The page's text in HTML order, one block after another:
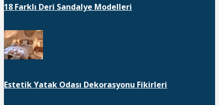
18 Farklı Deri Sandalye Modelleri
Estetik Yatak Odası Dekorasyonu Fikirleri